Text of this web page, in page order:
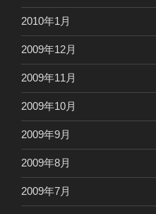
2010年1月
2009年12月
2009年11月
2009年10月
2009年9月
2009年8月
2009年7月